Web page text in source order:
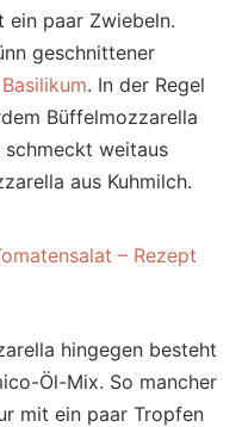
ein paar Zwiebeln.
geschnittener
Basilikum. In der Regel
Büffelmozzarella
schmeckt weitaus
aus Kuhmilch.
– Rezept
hingegen besteht
Öl-Mix. So mancher
mit ein paar Tropfen